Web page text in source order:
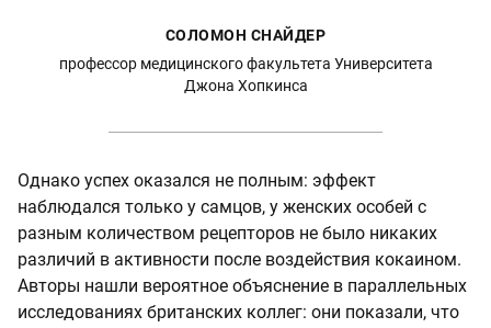
СОЛОМОН СНАЙДЕР
профессор медицинского факультета Университета
Джона Хопкинса
Однако успех оказался не полным: эффект
наблюдался только у самцов, у женских особей с
разным количеством рецепторов не было никаких
различий в активности после воздействия кокаином.
Авторы нашли вероятное объяснение в параллельных
исследованиях британских коллег: они показали, что